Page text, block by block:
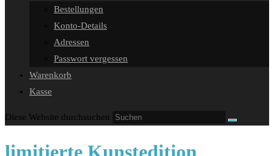
Bestellungen
Konto-Details
Adressen
Passwort vergessen
Warenkorb
Kasse
Diese Website durchsuchen